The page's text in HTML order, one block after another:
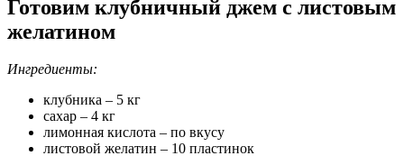
Готовим клубничный джем с листовым
желатином
Ингредиенты:
клубника – 5 кг
сахар – 4 кг
лимонная кислота – по вкусу
листовой желатин – 10 пластинок